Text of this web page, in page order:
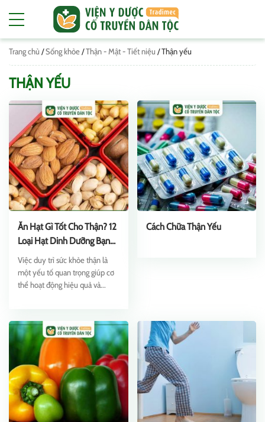
Trang chủ /Sống khỏe/Thận - Mật - Tiết niệu /Thận yếu
THẬN YẾU
Ăn Hạt Gì Tốt Cho Thận? 12
Loại Hạt Dinh Dưỡng Bạn
Nên Dùng
Việc duy trì sức khỏe thận là
một yếu tố quan trọng giúp cơ
thể hoạt động hiệu quả và...
Cách Chữa Thận Yếu